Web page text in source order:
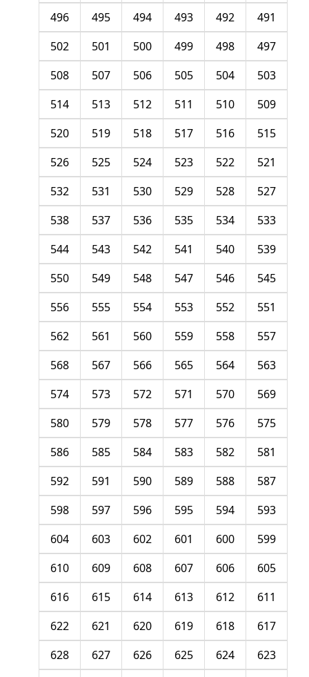
491
492
493
494
495
496
497
498
499
500
501
502
503
504
505
506
507
508
509
510
511
512
513
514
515
516
517
518
519
520
521
522
523
524
525
526
527
528
529
530
531
532
533
534
535
536
537
538
539
540
541
542
543
544
545
546
547
548
549
550
551
552
553
554
555
556
557
558
559
560
561
562
563
564
565
566
567
568
569
570
571
572
573
574
575
576
577
578
579
580
581
582
583
584
585
586
587
588
589
590
591
592
593
594
595
596
597
598
599
600
601
602
603
604
605
606
607
608
609
610
611
612
613
614
615
616
617
618
619
620
621
622
623
624
625
626
627
628